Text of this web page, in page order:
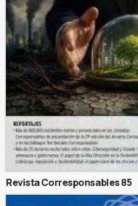
Revista Corresponsables 85